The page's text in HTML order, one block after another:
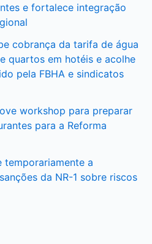
e fortalece integração
cobrança da tarifa de água
quartos em hotéis e acolhe
pela FBHA e sindicatos
workshop para preparar
para a Reforma
temporariamente a
da NR-1 sobre riscos